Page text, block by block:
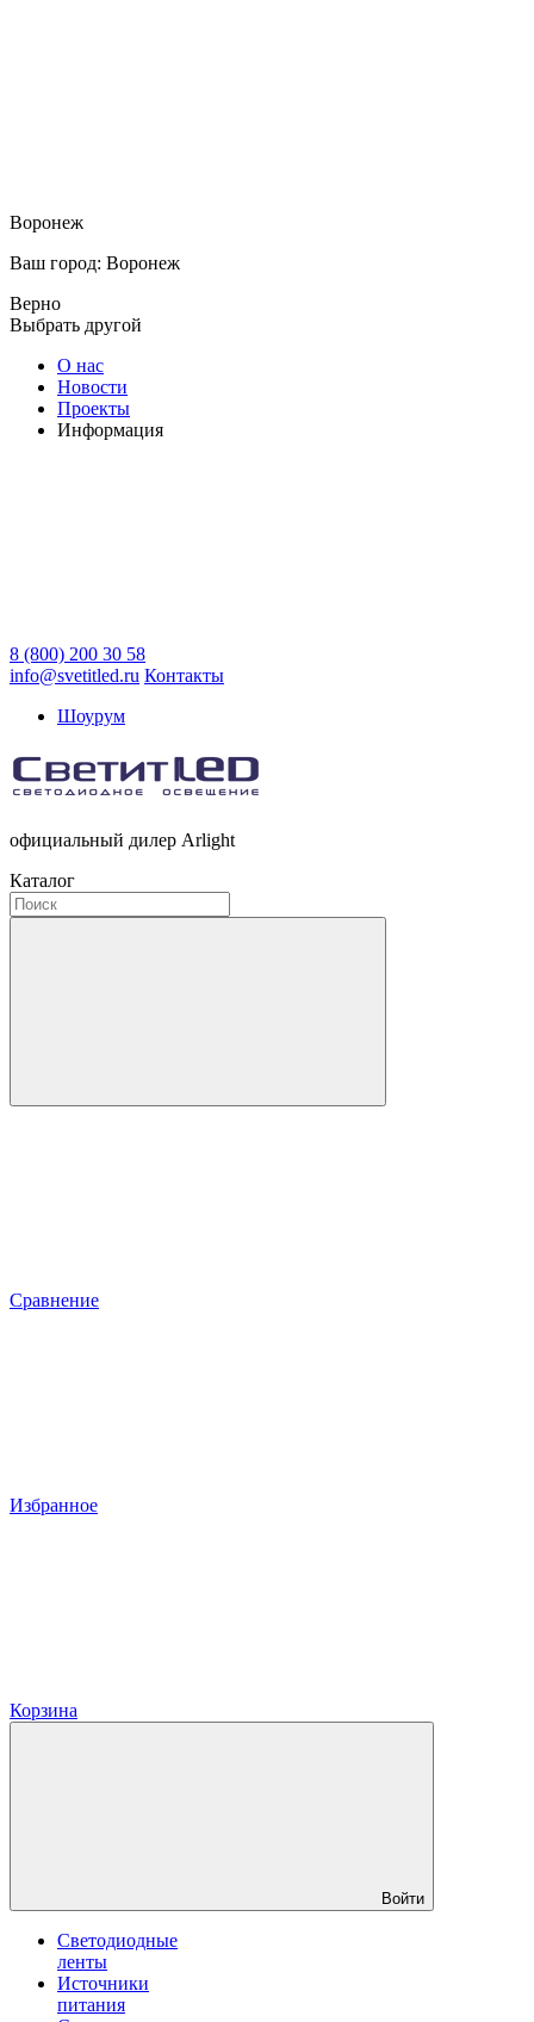
Воронеж
Ваш город: Воронеж
Верно
Выбрать другой
О нас
Новости
Проекты
Информация
8 (800) 200 30 58
info@svetitled.ru Контакты
Шоурум
официальный дилер Arlight
Каталог
Сравнение
Избранное
Корзина
Войти
Светодиодные
ленты
Источники
питания